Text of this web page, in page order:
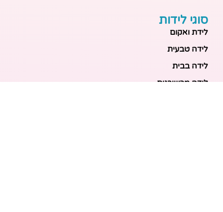
סוגי לידות
לידת ואקום
לידה טבעית
לידה בבית
לידה מכשירנית